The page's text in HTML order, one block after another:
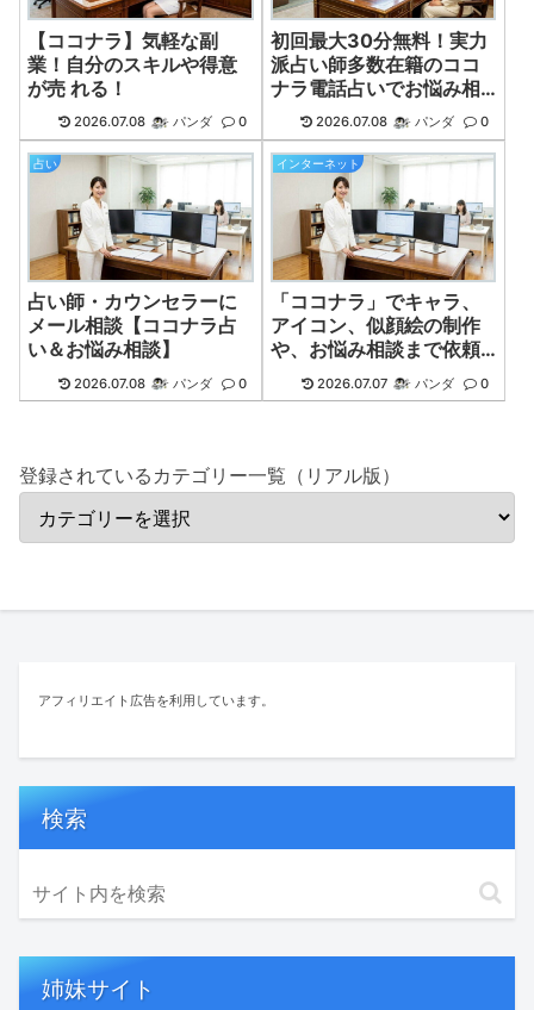
【ココナラ】気軽な副
業！自分のスキルや得意
が売 れる！
2026.07.08 パンダ 0
初回最大30分無料！実力
派占い師多数在籍のココ
ナラ電話占いでお悩み相
2026.07.08 パンダ 0
占い
占い師・カウンセラーに
メール相談【ココナラ占
い＆お悩み相談】
2026.07.08 パンダ 0
インターネット
「ココナラ」でキャラ、
アイコン、似顔絵の制作
や、お悩み相談まで依頼
できる2026.07.07 パンダ 0
登録されているカテゴリー一覧（リアル版）
アフィリエイト広告を利用しています。
検索
姉妹サイト